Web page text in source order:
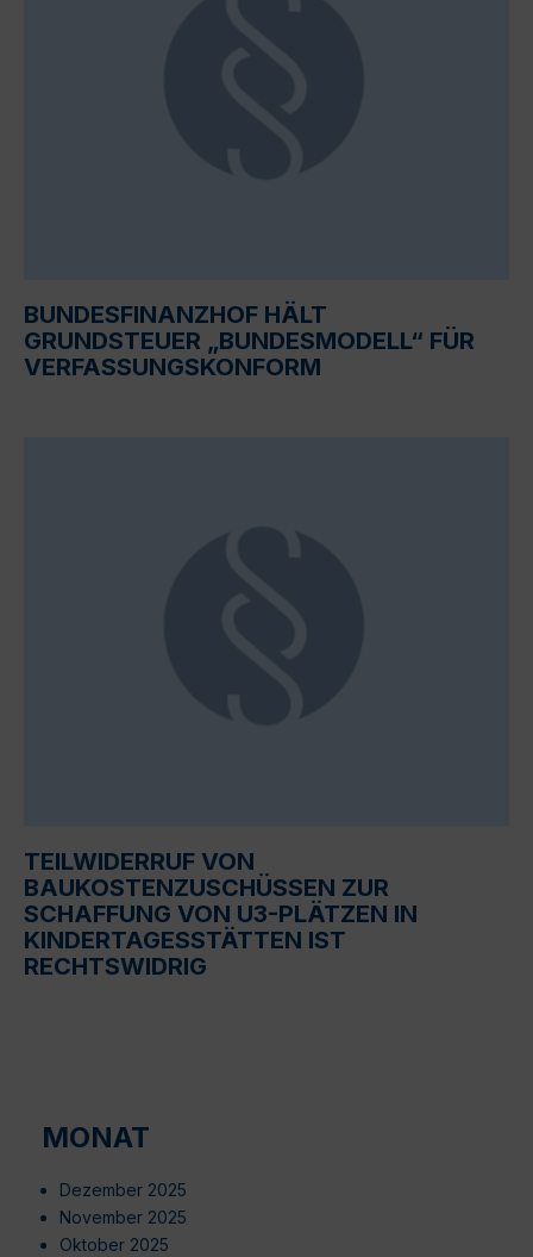
BUNDESFINANZHOF HÄLT
GRUNDSTEUER „BUNDESMODELL“ FÜR
VERFASSUNGSKONFORM
TEILWIDERRUF VON
BAUKOSTENZUSCHÜSSEN ZUR
SCHAFFUNG VON U3-PLÄTZEN IN
KINDERTAGESSTÄTTEN IST
RECHTSWIDRIG
MONAT
Dezember 2025
November 2025
Oktober 2025